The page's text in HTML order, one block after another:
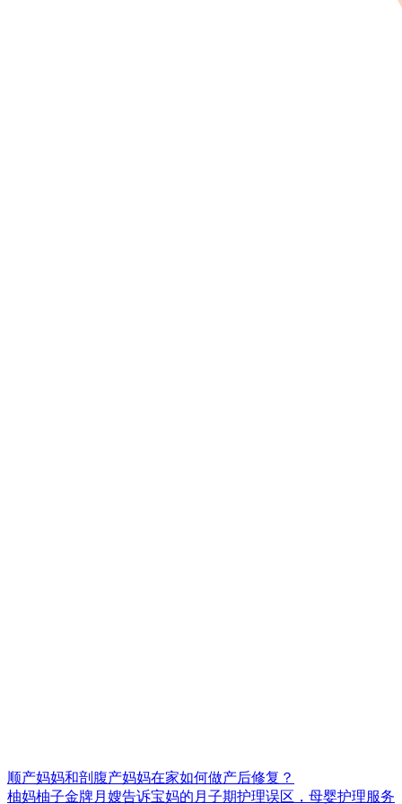
顺产妈妈和剖腹产妈妈在家如何做产后修复？
柚妈柚子金牌月嫂告诉宝妈的月子期护理误区，母婴护理服务